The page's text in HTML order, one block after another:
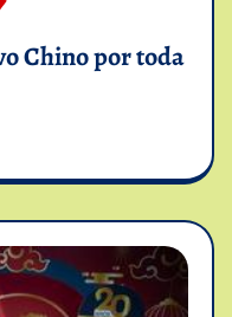
Chino por toda